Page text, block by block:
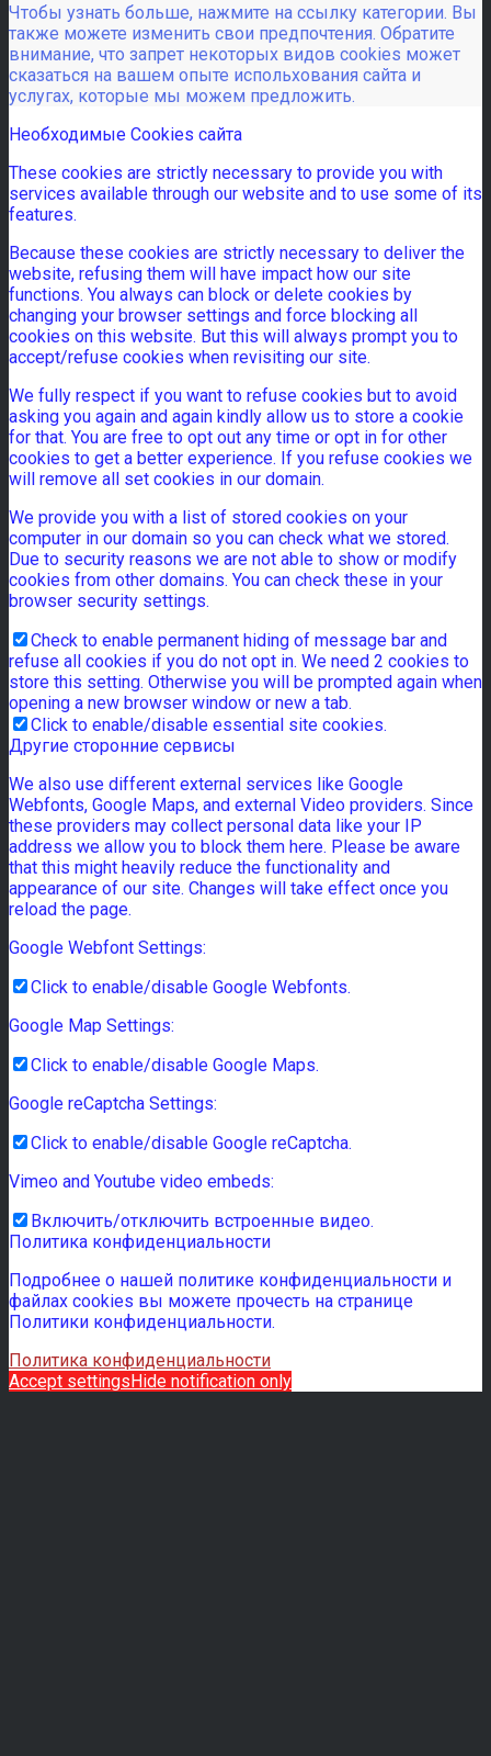
Чтобы узнать больше, нажмите на ссылку категории. Вы
также можете изменить свои предпочтения. Обратите
внимание, что запрет некоторых видов cookies может
сказаться на вашем опыте испольхования сайта и
услугах, которые мы можем предложить.
Необходимые Cookies сайта
These cookies are strictly necessary to provide you with
services available through our website and to use some of its
features.
Because these cookies are strictly necessary to deliver the
website, refusing them will have impact how our site
functions. You always can block or delete cookies by
changing your browser settings and force blocking all
cookies on this website. But this will always prompt you to
accept/refuse cookies when revisiting our site.
We fully respect if you want to refuse cookies but to avoid
asking you again and again kindly allow us to store a cookie
for that. You are free to opt out any time or opt in for other
cookies to get a better experience. If you refuse cookies we
will remove all set cookies in our domain.
We provide you with a list of stored cookies on your
computer in our domain so you can check what we stored.
Due to security reasons we are not able to show or modify
cookies from other domains. You can check these in your
browser security settings.
Check to enable permanent hiding of message bar and
refuse all cookies if you do not opt in. We need 2 cookies to
store this setting. Otherwise you will be prompted again when
opening a new browser window or new a tab.
Click to enable/disable essential site cookies.
Другие сторонние сервисы
We also use different external services like Google
Webfonts, Google Maps, and external Video providers. Since
these providers may collect personal data like your IP
address we allow you to block them here. Please be aware
that this might heavily reduce the functionality and
appearance of our site. Changes will take effect once you
reload the page.
Google Webfont Settings:
Click to enable/disable Google Webfonts.
Google Map Settings:
Click to enable/disable Google Maps.
Google reCaptcha Settings:
Click to enable/disable Google reCaptcha.
Vimeo and Youtube video embeds:
Включить/отключить встроенные видео.
Политика конфиденциальности
Подробнее о нашей политике конфиденциальности и
файлах cookies вы можете прочесть на странице
Политики конфиденциальности.
Политика конфиденциальности
Accept settingsHide notification only